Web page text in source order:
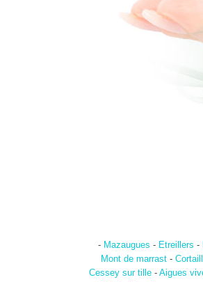
- Mazaugues - Etreillers -
Mont de marrast -
Cessey sur tille- Aigues